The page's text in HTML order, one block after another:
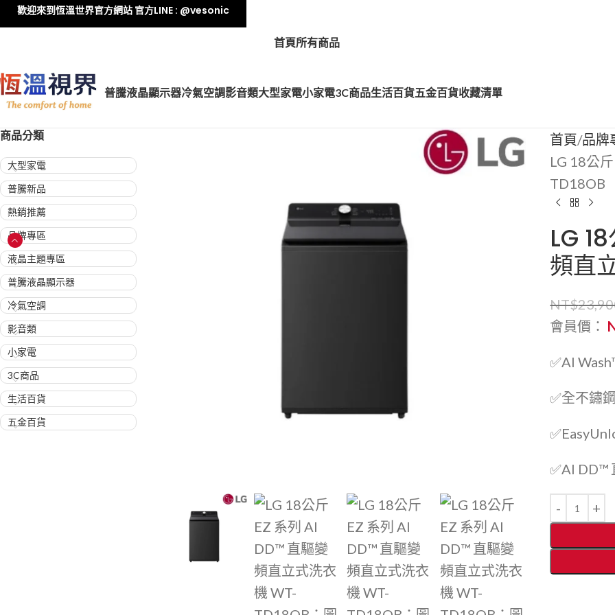
首頁所有商品
普騰液晶顯示器冷氣空調影音類大型家電小家電3C商品生活百貨五金百貨收藏清單
商品分類
大型家電
普騰新品
熱銷推薦
品牌專區
液晶主題專區
普騰液晶顯示器
冷氣空調
影音類
小家電
3C商品
生活百貨
五金百貨
首頁 品牌
LG 18公
TD18OB
LG
頻直
NT$
會員價：
✅AI
✅全不鏽
✅AI DD™
歡迎來到恆溫世界官方網站 官方LINE : @vesonic